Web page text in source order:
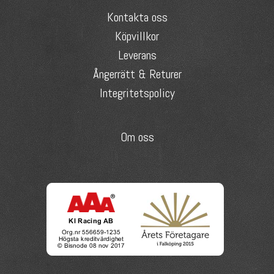
Kontakta oss
Köpvillkor
Leverans
Ångerrätt & Returer
Integritetspolicy
Om oss